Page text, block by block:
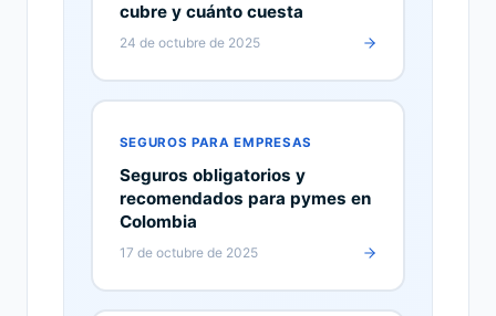
cubre y cuánto cuesta
24 de octubre de 2025
SEGUROS PARA EMPRESAS
Seguros obligatorios y
recomendados para pymes en
Colombia
17 de octubre de 2025